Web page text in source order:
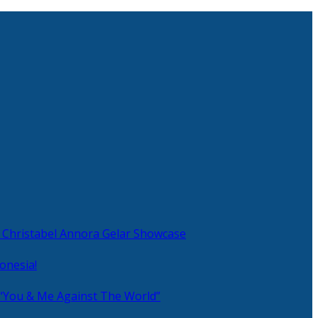
Annora Gelar Showcase
& Me Against The World”